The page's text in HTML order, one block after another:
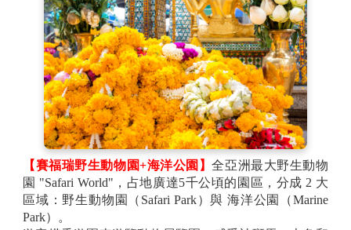
司，裡面不僅有各大知名品牌、還有許多泰國美食，最
棒的是在百貨公司還能吃到水上市場的平價小吃，暹羅
天地也與日本高島屋結合，提供許多美妝與生活用品，
還可以到暹羅天地河濱公園欣賞美麗的水舞表演，不僅
能欣賞到昭皮耶河的美景，還能體驗泰國文化，一舉兩
得！
【全新亞洲河濱夜市】佔地4.8公頃的Asiatique河濱碼頭
夜市，每天營業，共有1500個大小不一的商家，屬於歐
美造景風融合泰式文創風的現代商圈，有好看的泰拳
秀、人妖秀，還有蠻多美食餐廳、商店、按摩館、伴手
禮店、曼谷包、BKK包，怕錢帶不夠也有Super Rich可
以換泰銖。
位於昭披耶河畔的河濱碼頭夜市，地標就是河畔
【賽福瑞野生動物園+海洋公園】全亞洲最大野生動物
園 "Safari World"，占地廣達5千公頃的園區，分成 2 大
區域：野生動物園（Safari Park）與 海洋公園（Marine
Park）。